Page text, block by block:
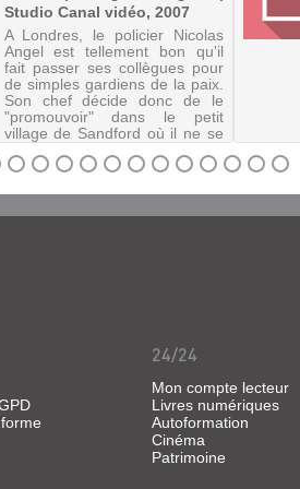
Studio Canal vidéo, 2007
A Londres, le policier Nicolas
Angel est tellement bon qu'il
fait passer ses collègues pour
de simples gardiens de la paix.
Son chef décide donc de le
"promouvoir" dans le petit
village de Sandford où il ne se
24/24
Mon compte lecteur
Livres numériques
Autoformation
Cinéma
Patrimoine